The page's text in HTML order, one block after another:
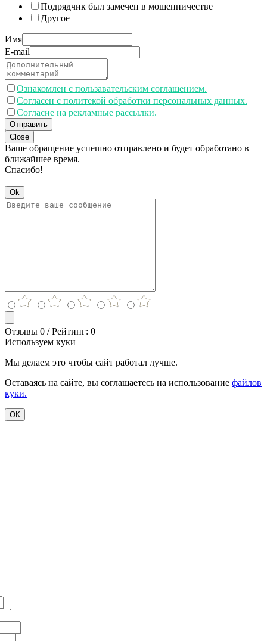
Подрядчик был замечен в мошенничестве
Другое
Имя
E-mail
Ознакомлен с пользавательским соглашением.
Согласен с политекой обработки персональных данных.
Согласие на рекламные рассылки.
Отправить
Close
Ваше обращение успешно отправлено и будет обработано в
ближайшее время.
Спасибо!
Ok
Отзывы 0 / Рейтинг: 0
Используем куки
Мы делаем это чтобы сайт работал лучше.
Оставаясь на сайте, вы соглашаетесь на использование файлов
куки.
ОК